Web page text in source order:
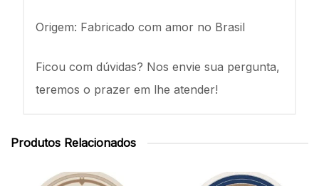
Origem: Fabricado com amor no Brasil
Ficou com dúvidas? Nos envie sua pergunta,
teremos o prazer em lhe atender!
Produtos Relacionados